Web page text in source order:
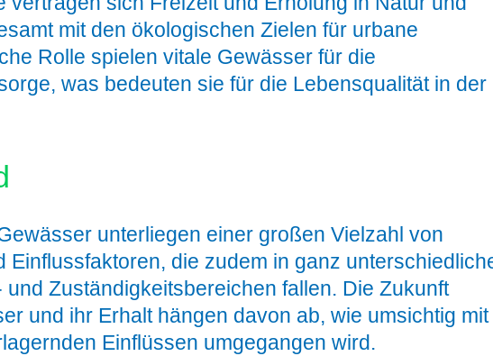
mit den ökologischen Zielen für urbane
Rolle spielen vitale Gewässer für die
was bedeuten sie für die Lebensqualität in der
unterliegen einer großen Vielzahl von
Einflussfaktoren, die zudem in ganz
und Zuständigkeitsbereichen fallen. Die Zukunft
und ihr Erhalt hängen davon ab, wie umsichtig mit
Einflüssen umgegangen wird.